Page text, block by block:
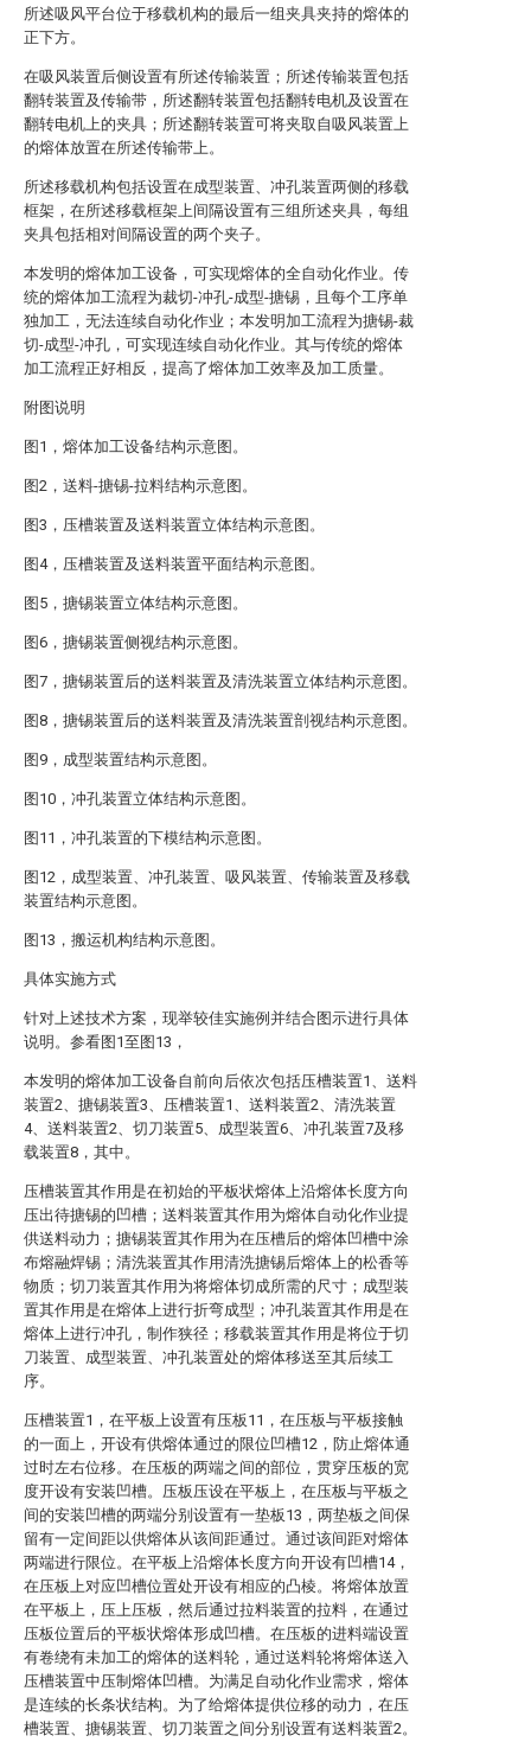
所述吸风平台位于移载机构的最后一组夹具夹持的熔体的
正下方。
在吸风装置后侧设置有所述传输装置；所述传输装置包括
翻转装置及传输带，所述翻转装置包括翻转电机及设置在
翻转电机上的夹具；所述翻转装置可将夹取自吸风装置上
的熔体放置在所述传输带上。
所述移载机构包括设置在成型装置、冲孔装置两侧的移载
框架，在所述移载框架上间隔设置有三组所述夹具，每组
夹具包括相对间隔设置的两个夹子。
本发明的熔体加工设备，可实现熔体的全自动化作业。传
统的熔体加工流程为裁切-冲孔-成型-搪锡，且每个工序单
独加工，无法连续自动化作业；本发明加工流程为搪锡-裁
切-成型-冲孔，可实现连续自动化作业。其与传统的熔体
加工流程正好相反，提高了熔体加工效率及加工质量。
附图说明
图1，熔体加工设备结构示意图。
图2，送料-搪锡-拉料结构示意图。
图3，压槽装置及送料装置立体结构示意图。
图4，压槽装置及送料装置平面结构示意图。
图5，搪锡装置立体结构示意图。
图6，搪锡装置侧视结构示意图。
图7，搪锡装置后的送料装置及清洗装置立体结构示意图。
图8，搪锡装置后的送料装置及清洗装置剖视结构示意图。
图9，成型装置结构示意图。
图10，冲孔装置立体结构示意图。
图11，冲孔装置的下模结构示意图。
图12，成型装置、冲孔装置、吸风装置、传输装置及移载
装置结构示意图。
图13，搬运机构结构示意图。
具体实施方式
针对上述技术方案，现举较佳实施例并结合图示进行具体
说明。参看图1至图13，
本发明的熔体加工设备自前向后依次包括压槽装置1、送料
装置2、搪锡装置3、压槽装置1、送料装置2、清洗装置
4、送料装置2、切刀装置5、成型装置6、冲孔装置7及移
载装置8，其中。
压槽装置其作用是在初始的平板状熔体上沿熔体长度方向
压出待搪锡的凹槽；送料装置其作用为熔体自动化作业提
供送料动力；搪锡装置其作用为在压槽后的熔体凹槽中涂
布熔融焊锡；清洗装置其作用清洗搪锡后熔体上的松香等
物质；切刀装置其作用为将熔体切成所需的尺寸；成型装
置其作用是在熔体上进行折弯成型；冲孔装置其作用是在
熔体上进行冲孔，制作狭径；移载装置其作用是将位于切
刀装置、成型装置、冲孔装置处的熔体移送至其后续工
序。
压槽装置1，在平板上设置有压板11，在压板与平板接触
的一面上，开设有供熔体通过的限位凹槽12，防止熔体通
过时左右位移。在压板的两端之间的部位，贯穿压板的宽
度开设有安装凹槽。压板压设在平板上，在压板与平板之
间的安装凹槽的两端分别设置有一垫板13，两垫板之间保
留有一定间距以供熔体从该间距通过。通过该间距对熔体
两端进行限位。在平板上沿熔体长度方向开设有凹槽14，
在压板上对应凹槽位置处开设有相应的凸棱。将熔体放置
在平板上，压上压板，然后通过拉料装置的拉料，在通过
压板位置后的平板状熔体形成凹槽。在压板的进料端设置
有卷绕有未加工的熔体的送料轮，通过送料轮将熔体送入
压槽装置中压制熔体凹槽。为满足自动化作业需求，熔体
是连续的长条状结构。为了给熔体提供位移的动力，在压
槽装置、搪锡装置、切刀装置之间分别设置有送料装置2。